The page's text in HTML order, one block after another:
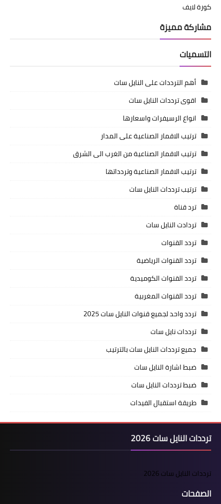
كورة لايف
مشاركة مميزة
التسميات
أهم الترددات على النايل سات
اقوى ترددات النايل سات
انواع الرسيفرات واسعارها
ترتيب الاقمار الصناعية على المدار
ترتيب الاقمار الصناعية من الغرب الى الشرق
ترتيب الاقمار الصناعية وتردداتها
ترتيب ترددات النايل سات
ترد قناة
تردادت النايل سات
تردد القنوات
تردد القنوات الرياضية
تردد القنوات الكوميدية
تردد القنوات المغربية
تردد واحد لجميع قنوات النايل سات 2025
ترددات نايل سات
جميع ترددات النايل سات بالترتيب
ضبط اشارة النايل سات
ضبط ترددات النايل سات
طريقة استقبال الفيدات
ترددات النايل سات 2026
ترددات النايل سات 2026
الصفحات